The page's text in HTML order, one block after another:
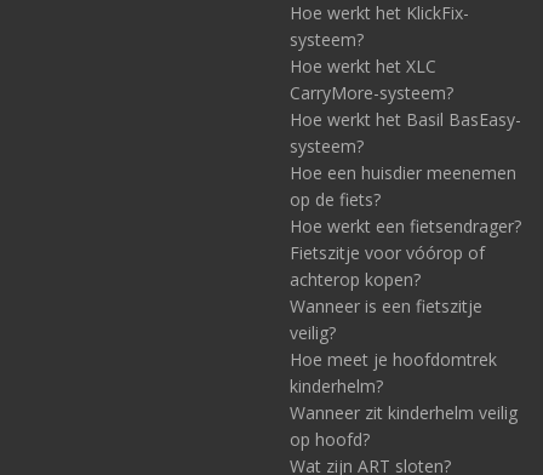
Hoe werkt het KlickFix-
systeem?
Hoe werkt het XLC
CarryMore-systeem?
Hoe werkt het Basil BasEasy-
systeem?
Hoe een huisdier meenemen
op de fiets?
Hoe werkt een fietsendrager?
Fietszitje voor vóórop of
achterop kopen?
Wanneer is een fietszitje
veilig?
Hoe meet je hoofdomtrek
kinderhelm?
Wanneer zit kinderhelm veilig
op hoofd?
Wat zijn ART sloten?